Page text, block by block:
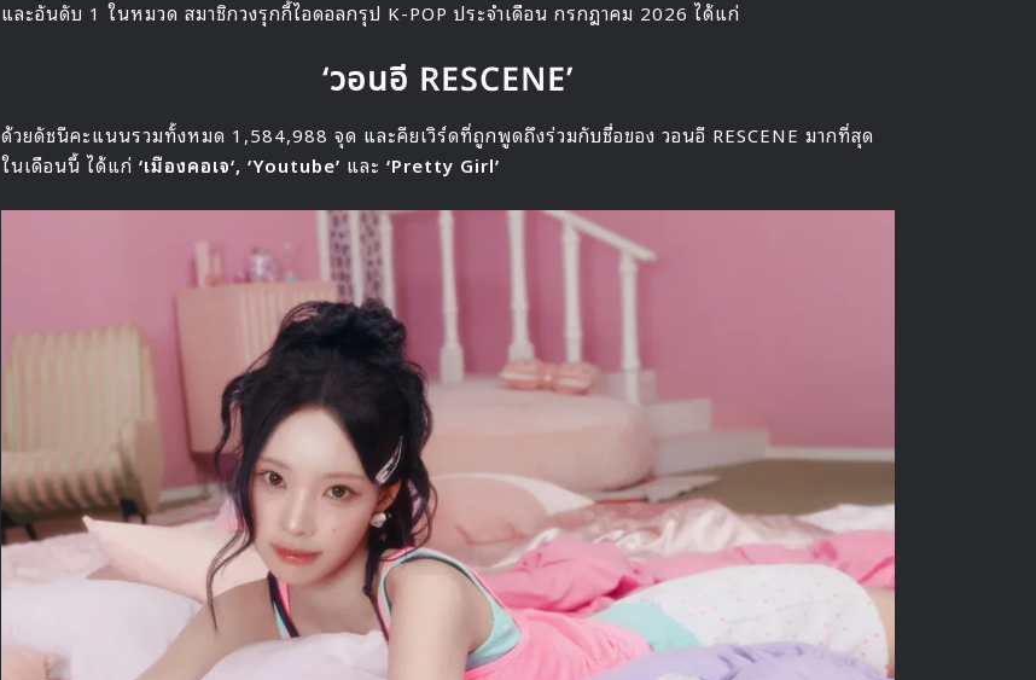
และอันดับ 1 ในหมวด สมาชิกวงรุกกี้ไอดอลกรุป K-POP ประจำเดือน กรกฎาคม 2026 ได้แก่
‘วอนอี RESCENE’
ด้วยดัชนีคะแนนรวมทั้งหมด 1,584,988 จุด และคียเวิร์ดที่ถูกพูดถึงร่วมกับชื่อของ วอนอี RESCENE มากที่สุด
ในเดือนนี้ ได้แก่ ‘เมืองคอเจ‘, ‘Youtube’ และ ‘Pretty Girl’